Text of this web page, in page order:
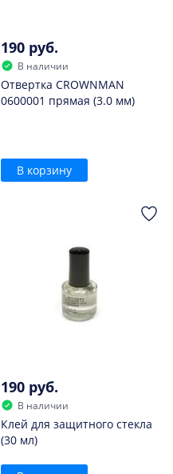
190 руб.
В наличии
Отвертка CROWNMAN
0600001 прямая (3.0 мм)
В корзину
190 руб.
В наличии
Клей для защитного стекла
(30 мл)